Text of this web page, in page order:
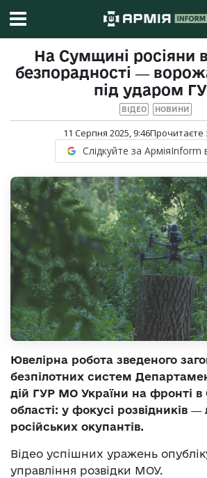
На Сумщині росіяни
безпорадності ―
під ударом
ВІДЕО НОВИНИ
11 Серпня 2025, 9:46Прочитаєте
Слідкуйте за АрміяInform
Ювелірна робота зведеного
безпілотних систем
дій ГУР МО України на фронті в
області: у фокусі розвідників ―
російських окупантів.
Відео успішних уражень
управління розвідки МОУ.